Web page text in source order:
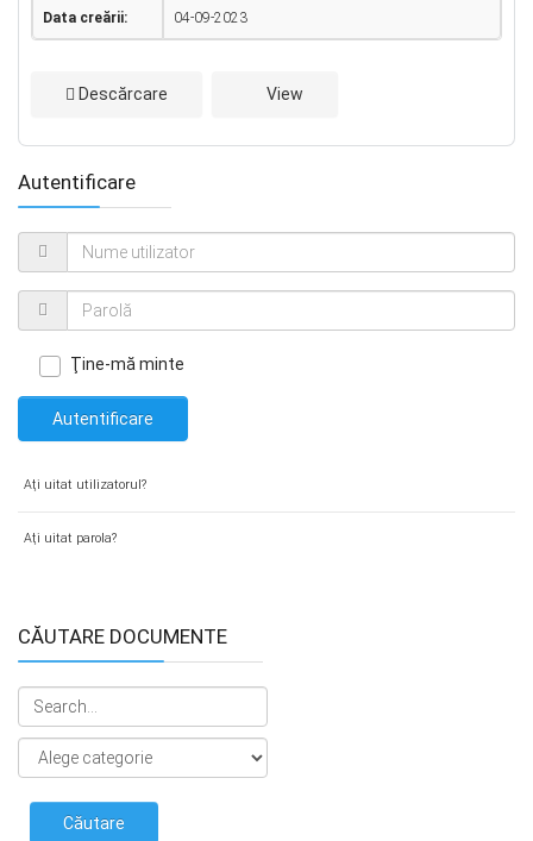
Data creării: 04-09-2023
Descărcare View
Autentificare
Ţine-mă minte
Autentificare
Aţi uitat utilizatorul?
Aţi uitat parola?
CĂUTARE DOCUMENTE